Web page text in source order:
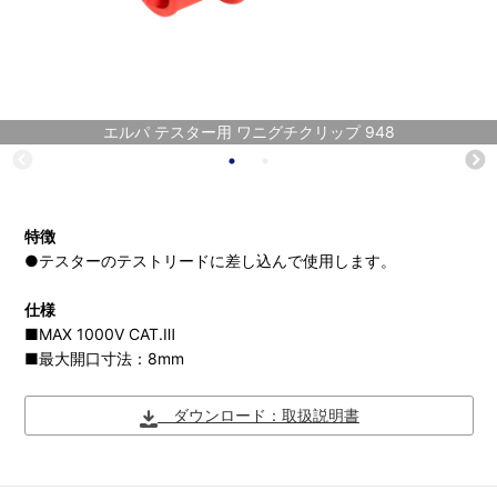
エルパ テスター用 ワニグチクリップ 948
特徴
●テスターのテストリードに差し込んで使用します。
仕様
■MAX 1000V CAT.Ⅲ
■最大開口寸法：8mm
ダウンロード：取扱説明書